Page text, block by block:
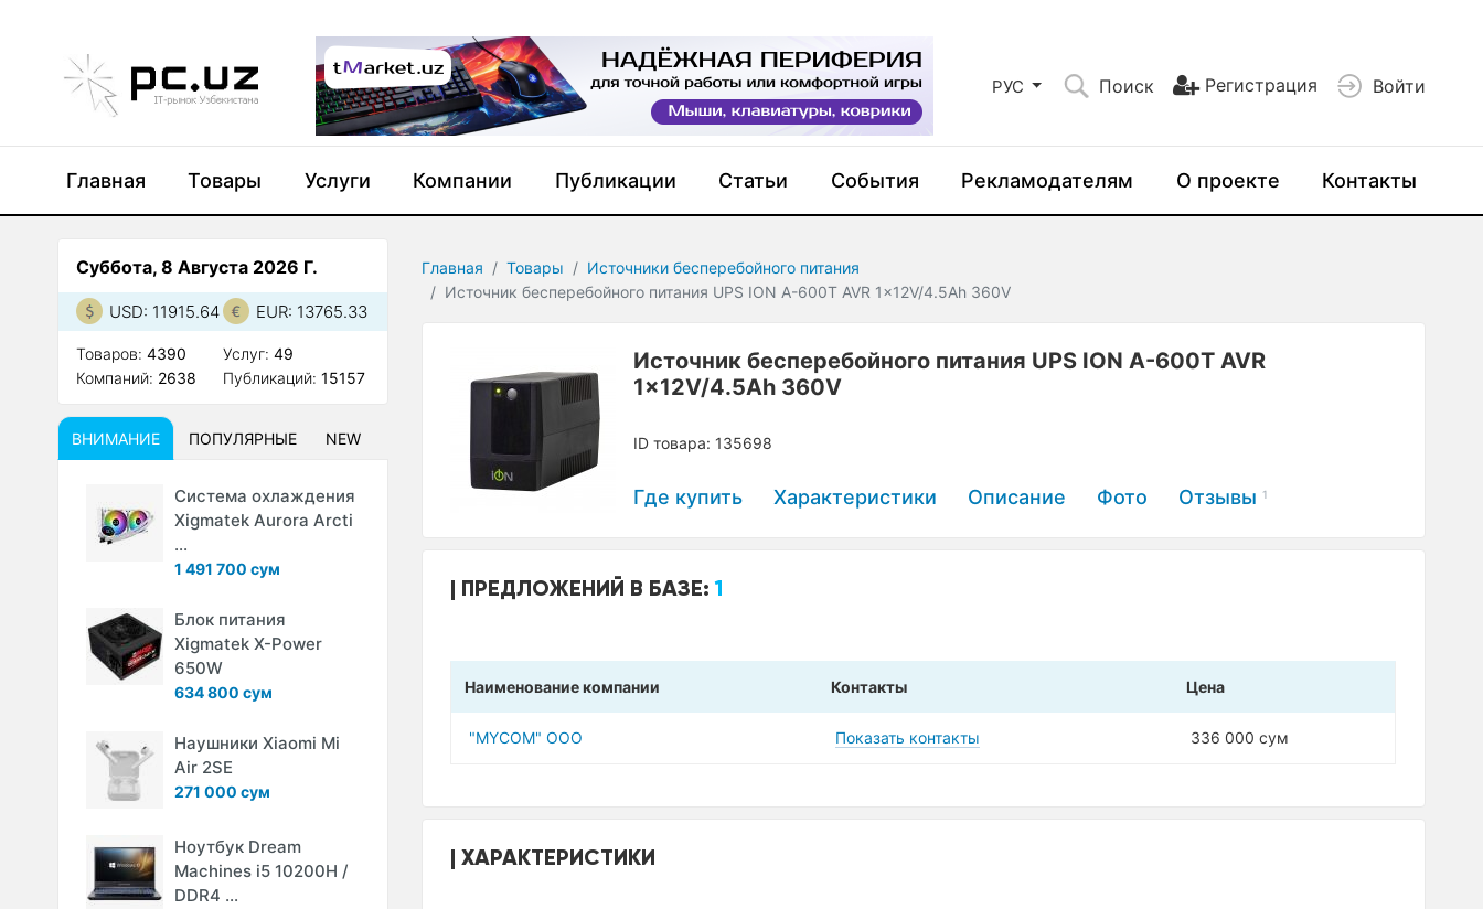
РУС Поиск Регистрация Войти
Главная Товары Услуги Компании Публикации Статьи События Рекламодателям О проекте Контакты
Главная Товары
Источники бесперебойного питания
Источник бесперебойного питания UPS ION A-600T AVR 1x12V/4.5Ah 360V
Источник бесперебойного питания UPS ION A-600T AVR
1x12V/4.5Ah 360V
ID товара: 135698
Где купить Характеристики Описание Фото Отзывы1
ПРЕДЛОЖЕНИЙ В БАЗЕ:1
Наименование компании Контакты Цена
"MYCOM" ООО Показать контакты 336 000 сум
ХАРАКТЕРИСТИКИ
Суббота, 8 Августа 2026 Г.
USD: 11915.64 EUR: 13765.33
Товаров: 4390
Компаний: 2638
Услуг:49
Публикаций:15157
ВНИМАНИЕ ПОПУЛЯРНЫЕ NEW
Система охлаждения
Xigmatek Aurora Arcti
...
1 491 700 сум
Блок питания
Xigmatek X-Power
650W
634 800 сум
Наушники Xiaomi Mi
Air 2SE
271 000 сум
Ноутбук Dream
Machines i5 10200H /
DDR4 ...